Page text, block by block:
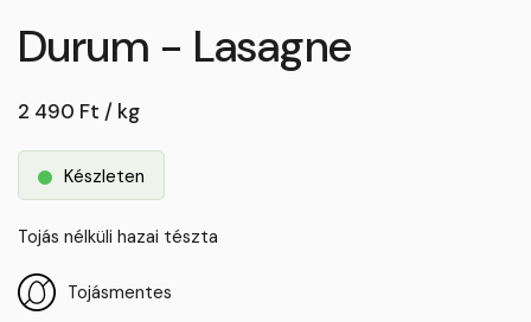
Durum - Lasagne
2 490 Ft / kg
Készleten
Tojás nélküli hazai tészta
Tojásmentes